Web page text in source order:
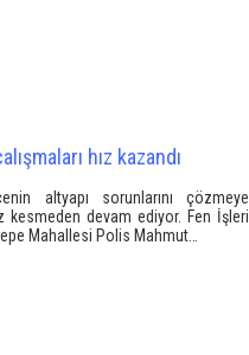
hız kazandı
altyapı sorunlarını çözmeye
kesmeden devam ediyor. Fen İşleri
Mahallesi Polis Mahmut…